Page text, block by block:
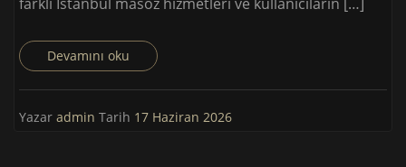
farklı İstanbul masöz hizmetleri ve kullanıcıların […]
Devamını oku
Yazar admin Tarih 17 Haziran 2026